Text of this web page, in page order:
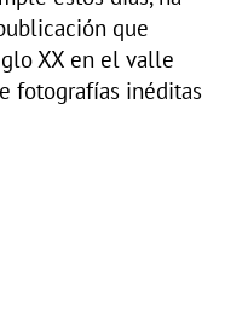
que
XX en el valle
fotografías inéditas